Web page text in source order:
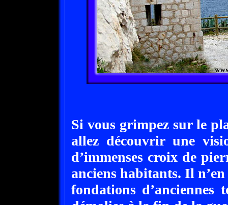
Si vous grimpez sur le
allez découvrir une
d’immenses croix de
anciens habitants. Il
fondations